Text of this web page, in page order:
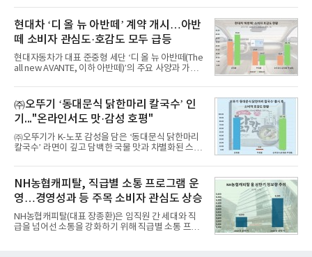
디교육, 대교, 디지
이 순으로 뒤를 이었다.7일 한국기업평판연구소(소장
구창환)는 산업통상자원부 공공기관 41개 브랜드를
대상으로 지난 7월 7일부터 8월 7일까지 수집된 소비
자 빅데이터 91,102,549건을 분석한 결과, 한국전력
공사가 브랜드평판지수 10,670,633을 기록하며 8월
1위에 올랐다고 밝혔다. 분석에 활용된 빅데이터는 지
난 7월(88,893,823건) 대비 2.48% 증가한 수치다.연
수력원자력, 한국석
현대차 ‘디 올 뉴 아반떼’ 계약 개시…아반
떼 소비자 관심도·호감도 모두 급등
현대자동차가 대표 준중형 세단 ‘디 올 뉴 아반떼(The
all new AVANTE, 이하 아반떼)’의 주요 사양과 가격
떼는 6년 만에 선보이는 8세대 완전변경 모델로, ▲정
교한 선과 면을 중심으로 완성한 파격적인 디자인 ▲
과거 중형 세단 수준으로 확대된 차체 제원 ▲글로벌
최고 수준의 안전성 ▲성능과 효율을 동시에 높인 주
행 완성도 ▲첨단 편의 및 디지털 사양 적용 등을 통해
글로벌 준중형 세단의 새로운 기준을 세웠다.아반떼
는 가솔린 2.0과 1.6 하이브리드 두 가지 파워트레인
넘
㈜오뚜기 ‘동대문식 닭한마리 칼국수’ 인
기..."온라인서도 맛·감성 호평"
㈜오뚜기가 K-노포 감성을 담은 ‘동대문식 닭한마리
칼국수’ 라면이 깊고 담백한 국물 맛과 차별화된 스토
혔다.‘동대문식 닭한마리 칼국수’는 예상을 뛰어넘는
소비자 호응에 힘입어 지난 7월 13일 첫 선을 보인 지
단 18일 만에 누적 판매량 50만 개를 돌파하는 성과를
거두었다.이번 신제품은 개발진이 전국의 닭한마리
전문점을 직접 찾아 다니며 최적의 육수 비율을 완성
했다. 자극적이지 않으면서도 깊은 닭육수에 마늘의
개운한 풍미를 더했으며, 국물이 잘 배어들면서도 쫄
NH농협캐피탈, 직급별 소통 프로그램 운
영…경영성과 등 주목 소비자 관심도 상승
NH농협캐피탈(대표 장종환)은 임직원 간 세대와 직
급을 넘어선 소통을 강화하기 위해 직급별 소통 프로